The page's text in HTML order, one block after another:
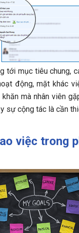
tới mục tiêu chung,
động, mặt khác
mà nhân viên
sự cộng tác là cần
việc trong